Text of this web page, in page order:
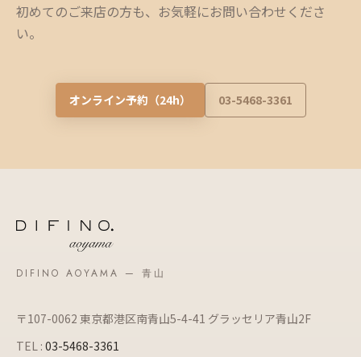
初めてのご来店の方も、お気軽にお問い合わせくださ
い。
オンライン予約（24h） 03-5468-3361
DIFINO AOYAMA — 青山
〒107-0062 東京都港区南青山5-4-41 グラッセリア青山2F
TEL : 03-5468-3361